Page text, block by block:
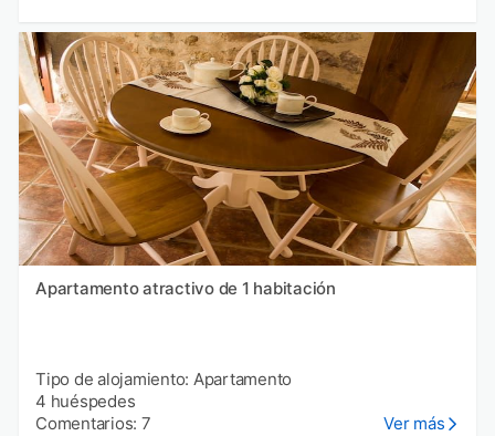
Apartamento atractivo de 1 habitación
Tipo de alojamiento: Apartamento
4 huéspedes
Comentarios: 7
Ver más